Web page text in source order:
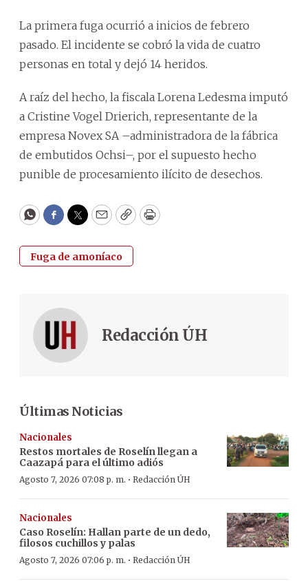
La primera fuga ocurrió a inicios de febrero
pasado. El incidente se cobró la vida de cuatro
personas en total y dejó 14 heridos.
A raíz del hecho, la fiscala Lorena Ledesma imputó
a Cristine Vogel Drierich, representante de la
empresa Novex SA –administradora de la fábrica
de embutidos Ochsi–, por el supuesto hecho
punible de procesamiento ilícito de desechos.
WhatsApp
Facebook
Twitter
EmailCopyPrint
Fuga de amoníaco
Redacción ÚH
Últimas Noticias
Nacionales
Restos mortales de Roselín llegan a
Caazapá para el último adiós
Agosto 7, 2026 07:08 p. m. · Redacción ÚH
Nacionales
Caso Roselín: Hallan parte de un dedo,
filosos cuchillos y palas
Agosto 7, 2026 07:06 p. m. · Redacción ÚH